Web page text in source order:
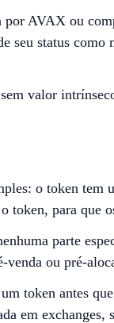
AVAX ou
status
valor
o token
para que
parte
ou pré-
token antes
em